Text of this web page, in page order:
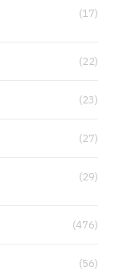
(17)
(22)
(23)
(27)
(29)
(476)
(56)